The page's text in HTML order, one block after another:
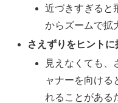
近づきすぎると
からズームで拡
さえずりをヒントに
見えなくても、
ャナーを向ける
れることがある